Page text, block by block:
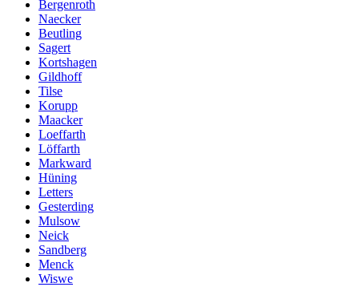
Bergenroth
Naecker
Beutling
Sagert
Kortshagen
Gildhoff
Tilse
Korupp
Maacker
Loeffarth
Löffarth
Markward
Hüning
Letters
Gesterding
Mulsow
Neick
Sandberg
Menck
Wiswe